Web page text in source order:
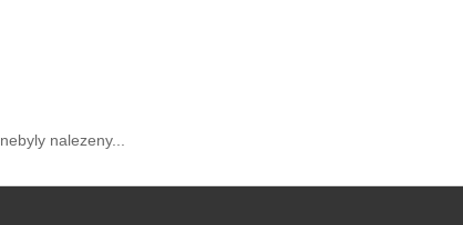
nebyly nalezeny...